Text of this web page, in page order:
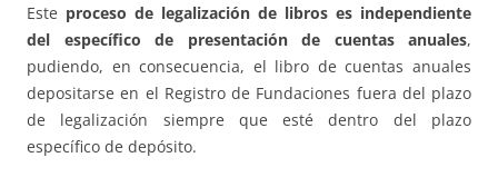
Este proceso de legalización de libros es independiente
del específico de presentación de cuentas anuales,
pudiendo, en consecuencia, el libro de cuentas anuales
depositarse en el Registro de Fundaciones fuera del plazo
de legalización siempre que esté dentro del plazo
específico de depósito.